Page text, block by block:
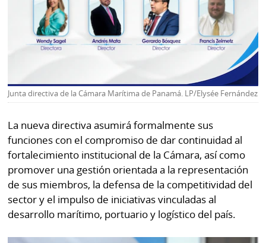
Repregunta
Junta directiva de la Cámara Marítima de Panamá. LP/Elysée Fernández
La nueva directiva asumirá formalmente sus
funciones con el compromiso de dar continuidad al
fortalecimiento institucional de la Cámara, así como
promover una gestión orientada a la representación
de sus miembros, la defensa de la competitividad del
sector y el impulso de iniciativas vinculadas al
desarrollo marítimo, portuario y logístico del país.